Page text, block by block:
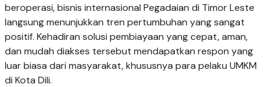
beroperasi, bisnis internasional Pegadaian di Timor Leste
langsung menunjukkan tren pertumbuhan yang sangat
positif. Kehadiran solusi pembiayaan yang cepat, aman,
dan mudah diakses tersebut mendapatkan respon yang
luar biasa dari masyarakat, khususnya para pelaku UMKM
di Kota Dili.